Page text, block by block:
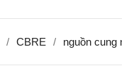
CBRE nguồn cung